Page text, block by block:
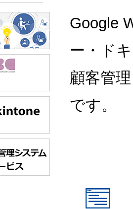
Google
ー・ド
顧客管
です。